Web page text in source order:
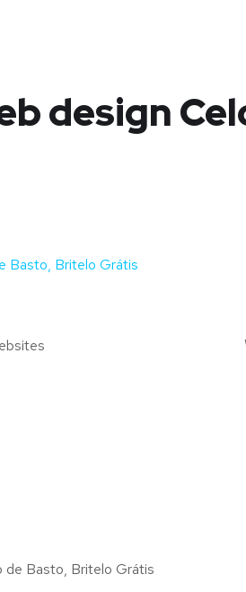
design
Basto, Britelo Grátis
de Basto, Britelo Grátis